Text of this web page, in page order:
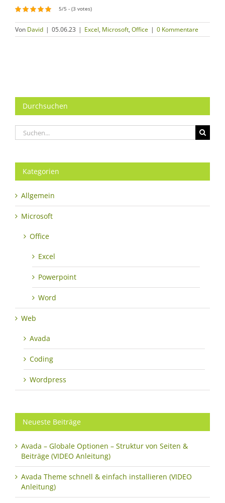
5/5 - (3 votes)
Von David | 05.06.23 | Excel, Microsoft, Office | 0 Kommentare
Durchsuchen
Suche
nach:
Kategorien
Allgemein
Microsoft
Office
Excel
Powerpoint
Word
Web
Avada
Coding
Wordpress
Neueste Beiträge
Avada – Globale Optionen – Struktur von Seiten &
Beiträge (VIDEO Anleitung)
Avada Theme schnell & einfach installieren (VIDEO
Anleitung)